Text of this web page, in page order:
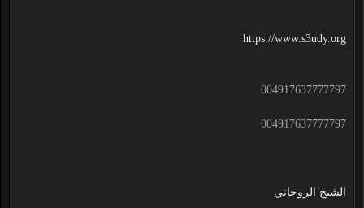
https://www.s3udy.org
004917637777797
004917637777797
الشيخ الروحاني